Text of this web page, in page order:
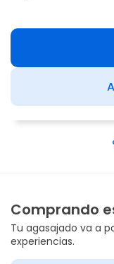
Comprando
Tu agasajado va a
experiencias.